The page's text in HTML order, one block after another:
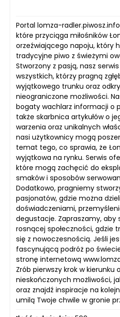
Portal lomza-
które przyciąga miłośników
orzeźwiającego napoju, który
tradycyjne piwo z świeżymi
Stworzony z pasją, nasz
wszystkich, którzy pragną
wyjątkowego trunku oraz
nieograniczone możliwości.
bogaty wachlarz informacji o
także skarbnica artykułów o
warzenia oraz unikalnych
nasi użytkownicy mogą
temat tego, co sprawia, że
wyjątkowa na rynku. Serwis
które mogą zachęcić do
smaków i sposobów
Dodatkowo, pragniemy
pasjonatów, gdzie można
doświadczeniami,
degustacje. Zapraszamy, aby
rosnącej społeczności, gdzie
się z nowoczesnością. Jeśli
fascynującą podróż po
stronę internetową
Zrób pierwszy krok w kierunku
nieskończonych możliwości,
oraz znajdź inspiracje na
umilą Twoje chwile w gronie